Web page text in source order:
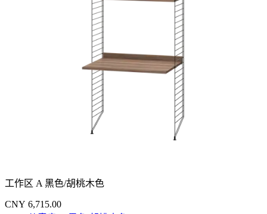
工作区 A 黑色/胡桃木色
CNY 6,715.00